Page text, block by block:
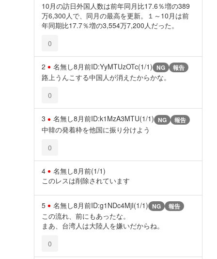
10月の訪日外国人数は前年同月比17.6％増の389
万6,300人で、同月の最高を更新。１～10月は前
年同期比17.7％増の3,554万7,200人だった。
0
2 名無し8月前ID:YyMTUzOTc(1/1) NG 報告
路上うんこする中国人が消えたからかな。
0
3 名無し8月前ID:k1MzA3MTU(1/1) NG 報告
中韓の発着枠を他国に振り分けよう
0
4 名無し8月前(1/1)
このレスは削除されています
5 名無し8月前ID:g1NDc4MjI(1/1) NG 報告
この流れ、前にもあったな。
まあ、台湾人は大陸人を嫌いだからね。
0